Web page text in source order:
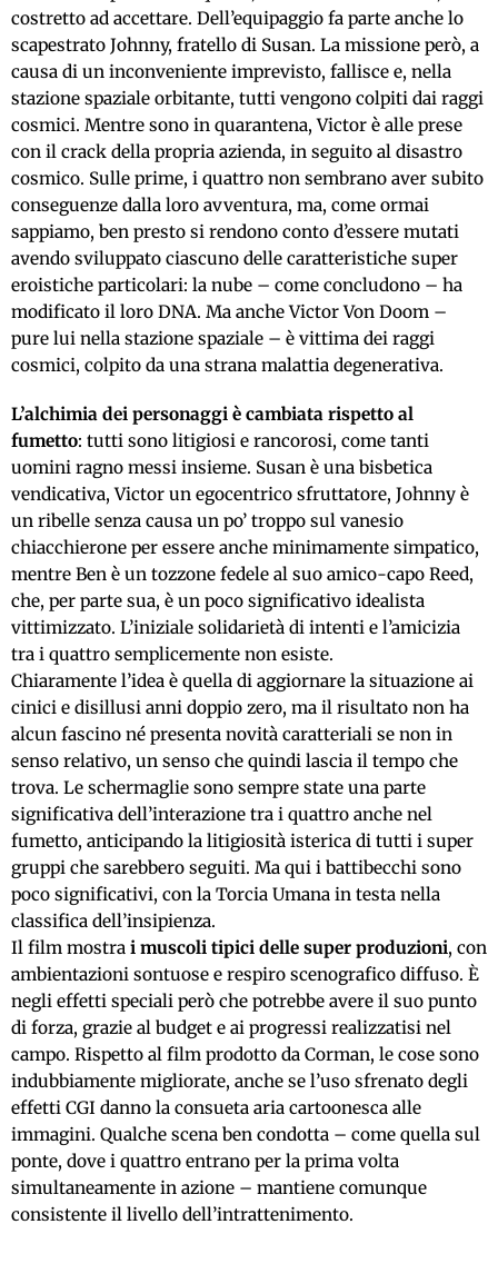
costretto ad accettare. Dell’equipaggio fa parte anche lo
scapestrato Johnny, fratello di Susan. La missione però, a
causa di un inconveniente imprevisto, fallisce e, nella
stazione spaziale orbitante, tutti vengono colpiti dai raggi
cosmici. Mentre sono in quarantena, Victor è alle prese
con il crack della propria azienda, in seguito al disastro
cosmico. Sulle prime, i quattro non sembrano aver subito
conseguenze dalla loro avventura, ma, come ormai
sappiamo, ben presto si rendono conto d’essere mutati
avendo sviluppato ciascuno delle caratteristiche super
eroistiche particolari: la nube – come concludono – ha
modificato il loro DNA. Ma anche Victor Von Doom –
pure lui nella stazione spaziale – è vittima dei raggi
cosmici, colpito da una strana malattia degenerativa.
L’alchimia dei personaggi è cambiata rispetto al
fumetto: tutti sono litigiosi e rancorosi, come tanti
uomini ragno messi insieme. Susan è una bisbetica
vendicativa, Victor un egocentrico sfruttatore, Johnny è
un ribelle senza causa un po’ troppo sul vanesio
chiacchierone per essere anche minimamente simpatico,
mentre Ben è un tozzone fedele al suo amico-capo Reed,
che, per parte sua, è un poco significativo idealista
vittimizzato. L’iniziale solidarietà di intenti e l’amicizia
tra i quattro semplicemente non esiste.
Chiaramente l’idea è quella di aggiornare la situazione ai
cinici e disillusi anni doppio zero, ma il risultato non ha
alcun fascino né presenta novità caratteriali se non in
senso relativo, un senso che quindi lascia il tempo che
trova. Le schermaglie sono sempre state una parte
significativa dell’interazione tra i quattro anche nel
fumetto, anticipando la litigiosità isterica di tutti i super
gruppi che sarebbero seguiti. Ma qui i battibecchi sono
poco significativi, con la Torcia Umana in testa nella
classifica dell’insipienza.
Il film mostra i muscoli tipici delle super produzioni, con
ambientazioni sontuose e respiro scenografico diffuso. È
negli effetti speciali però che potrebbe avere il suo punto
di forza, grazie al budget e ai progressi realizzatisi nel
campo. Rispetto al film prodotto da Corman, le cose sono
indubbiamente migliorate, anche se l’uso sfrenato degli
effetti CGI danno la consueta aria cartoonesca alle
immagini. Qualche scena ben condotta – come quella sul
ponte, dove i quattro entrano per la prima volta
simultaneamente in azione – mantiene comunque
consistente il livello dell’intrattenimento.